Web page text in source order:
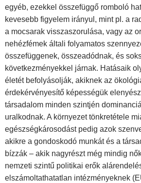
egyéb, ezekkel összefüggő romboló
kevesebb figyelem irányul, mint pl. a
a mocsarak visszaszorulása, vagy az
nehézfémek általi folyamatos
összefüggenek, összeadódnak, és
következményekkel járnak. Hatásaik
életét befolyásolják, akiknek az
érdekérvényesítő képességük
társadalom minden szintjén
uralkodnak. A környezet tönkretétele
egészségkárosodást pedig azok
akikre a gondoskodó munkát és a
bízzák – akik nagyrészt még mindig
nemzeti szintű politikai erők
elszámoltathatatlan intézményeknek